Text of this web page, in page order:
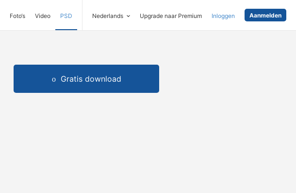
Foto‘s Video PSD Nederlands Upgrade naar Premium Inloggen Aanmelden
Gratis download